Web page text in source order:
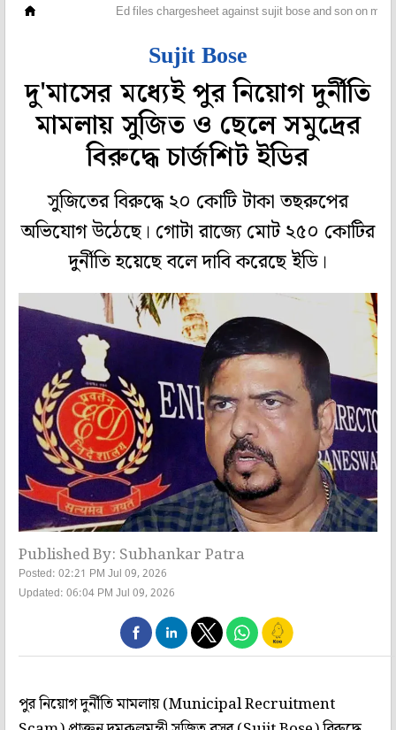
Ed files chargesheet against sujit bose and son on
Sujit Bose
দু'মাসের মধ্যেই পুর নিয়োগ দুর্নীতি
মামলায় সুজিত ও ছেলে সমুদ্রের
বিরুদ্ধে চার্জশিট ইডির
সুজিতের বিরুদ্ধে ২০ কোটি টাকা তছরুপের
অভিযোগ উঠেছে। গোটা রাজ‍্যে মোট ২৫০ কোটির
দুর্নীতি হয়েছে বলে দাবি করেছে ইডি।
Published By: Subhankar Patra
Posted: 02:21 PM Jul 09, 2026
Updated: 06:04 PM Jul 09, 2026
পুর নিয়োগ দুর্নীতি মামলায় (Municipal Recruitment